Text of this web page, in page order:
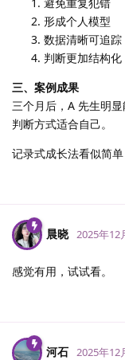
形成个人模型
数据清晰可追踪
判断更加结构化
三、案例成果
三个月后，A 先生明
判断方式适合自己。
记录式成长法看似简
晨晓 2025年12
感觉有用，试试看。
河石 2025年12